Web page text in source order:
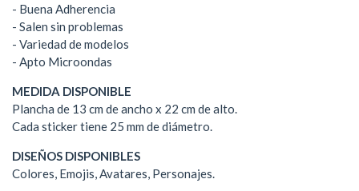
- Buena Adherencia
- Salen sin problemas
- Variedad de modelos
- Apto Microondas
MEDIDA DISPONIBLE
Plancha de 13 cm de ancho x 22 cm de alto.
Cada sticker tiene 25 mm de diámetro.
DISEÑOS DISPONIBLES
Colores, Emojis, Avatares, Personajes.